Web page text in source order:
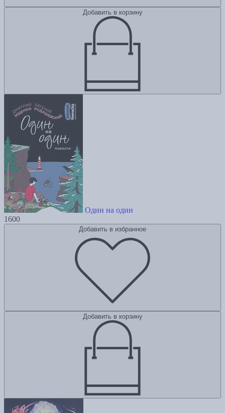
Добавить в корзину
Один на один
1600
Добавить в избранное
Добавить в корзину